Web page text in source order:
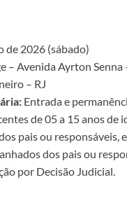
de 2026 (sábado)
– Avenida Ayrton Senna
– RJ
Entrada e
de 05 a 15 anos de
pais ou responsáveis,
dos pais ou
por Decisão Judicial.